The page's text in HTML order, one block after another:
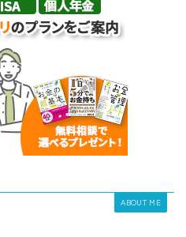
ABOUT ME